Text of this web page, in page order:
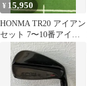
¥ 15,950
HONMA TR20 アイアン
セット 7〜10番アイア
ン➕パターはオマケ